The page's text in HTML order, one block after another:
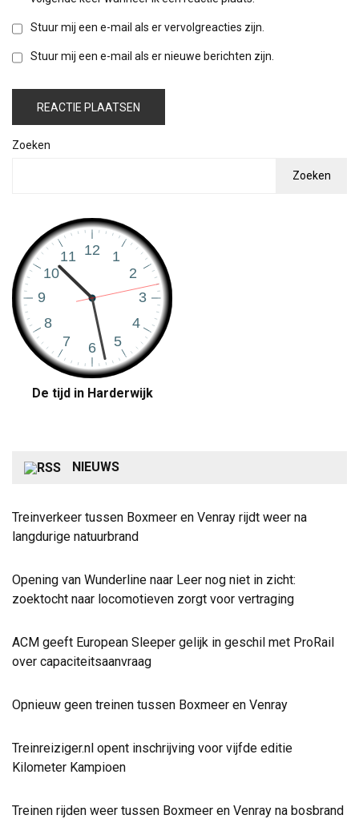
Stuur mij een e-mail als er vervolgreacties zijn.
Stuur mij een e-mail als er nieuwe berichten zijn.
Zoeken
Zoeken
De tijd in Harderwijk
NIEUWS
Treinverkeer tussen Boxmeer en Venray rijdt weer na
langdurige natuurbrand
Opening van Wunderline naar Leer nog niet in zicht:
zoektocht naar locomotieven zorgt voor vertraging
ACM geeft European Sleeper gelijk in geschil met ProRail
over capaciteitsaanvraag
Opnieuw geen treinen tussen Boxmeer en Venray
Treinreiziger.nl opent inschrijving voor vijfde editie
Kilometer Kampioen
Treinen rijden weer tussen Boxmeer en Venray na bosbrand